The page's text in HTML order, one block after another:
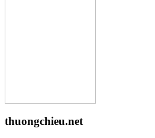
thuongchieu.net